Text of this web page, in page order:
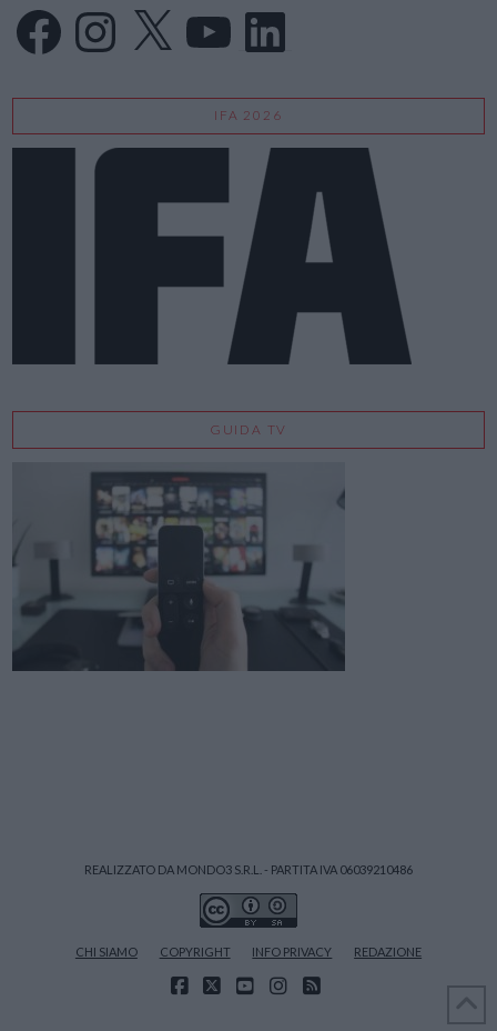
FacebookInstagram
X LinkedIn
IFA 2026
GUIDA TV
REALIZZATO DA MONDO3 S.R.L. - PARTITA IVA 06039210486
CHI SIAMO COPYRIGHT INFO PRIVACY REDAZIONE